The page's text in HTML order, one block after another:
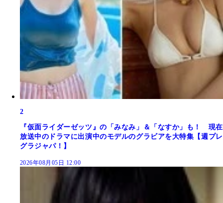
2
『仮面ライダーゼッツ』の「みなみ」＆「なすか」も！ 現在
放送中のドラマに出演中のモデルのグラビアを大特集【週プレ
グラジャパ！】
2026年08月05日 12:00